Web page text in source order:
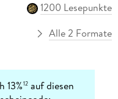
1200 Lesepunkte
Alle 2 Formate
13%12 auf diesen